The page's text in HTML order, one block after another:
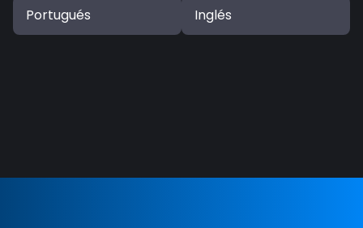
Portugués Inglés